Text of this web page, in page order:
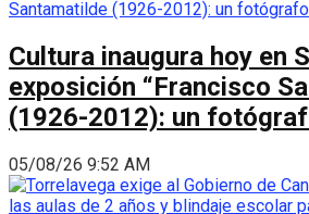
Cultura inaugura hoy en
exposición “Francisco
(1926-2012): un
05/08/26 9:52 AM